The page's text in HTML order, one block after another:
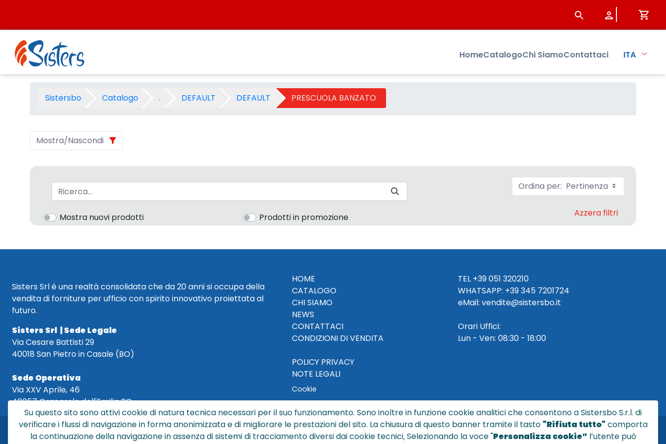
PRESCUOLA BANZATO 2007 - Categoria - Sistersbo
HomeCatalogoChi SiamoContattaci ITA
Sistersbo Catalogo . DEFAULT DEFAULT PRESCUOLA BANZATO
Mostra/Nascondi
Barra di ricerca
Mostra nuovi prodotti Prodotti in promozione
Ordina per: Pertinenza
Azzera filtri
Sisters Srl è una realtà consolidata che da 20 anni si occupa della
vendita di forniture per ufficio con spirito innovativo proiettata al
futuro.
Sisters Srl | Sede Legale
Via Cesare Battisti 29
40018 San Pietro in Casale (BO)
Sede Operativa
Via XXV Aprile, 46
40057 Granarolo dell'Emilia BO
HOME
CATALOGO
CHI SIAMO
NEWS
CONTATTACI
CONDIZIONI DI VENDITA
POLICY PRIVACY
NOTE LEGALI
Cookie
TEL +39 051 320210
WHATSAPP: +39345 7201724
eMail: vendite@sistersbo.it
Orari Uffici:
Lun - Ven: 08:30 - 18:00
© Copyright 2024 by Sisters S.r.l. - All rights reserved
Sisters S.r.l. - R.I. BO - N. REA 429992 - PEC sisterssrl@legalmail.it
Su questo sito sono attivi cookie di natura tecnica necessari per il suo funzionamento. Sono inoltre in funzione cookie analitici che consentono a Sistersbo S.r.l. di
verificare i flussi di navigazione in forma anonimizzata e di migliorare le prestazioni del sito. La chiusura di questo banner tramite il tasto "Rifiuta tutto" comporta
la continuazione della navigazione in assenza di sistemi di tracciamento diversi dai cookie tecnici. Selezionando la voce "Personalizza cookie”l’utente può